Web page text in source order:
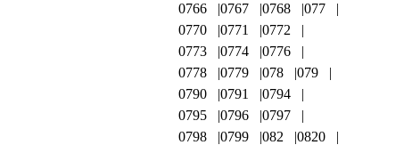
0766
0767 0768
077
0770
0771
0772
0773
0774
0776
0778
0779 078
079
0790
0791
0794
0795
0796
0797
0798
0799 082
0820